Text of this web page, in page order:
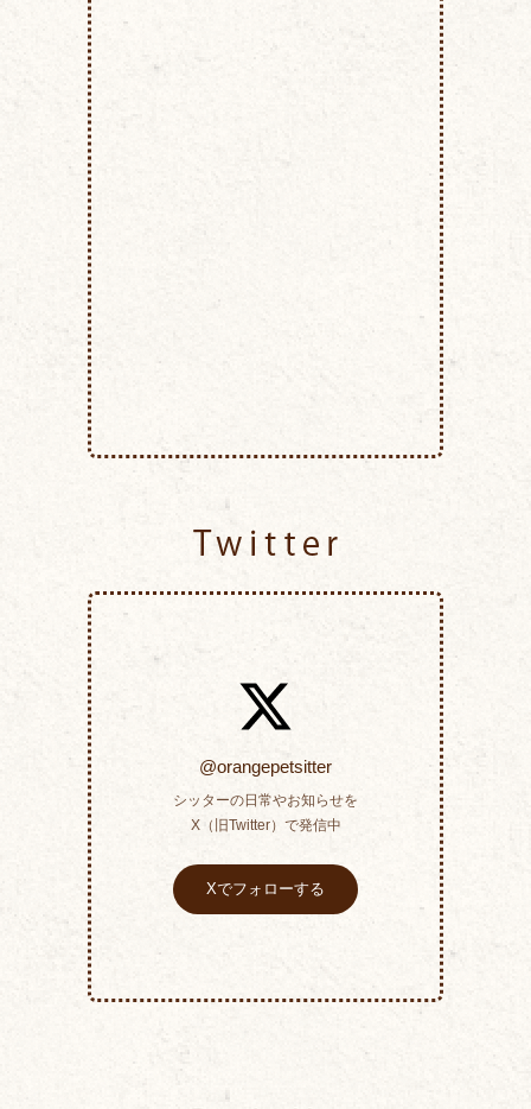
@orangepetsitter
シッターの日常やお知らせを
X（旧Twitter）で発信中
Xでフォローする